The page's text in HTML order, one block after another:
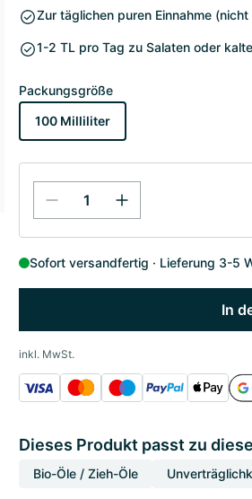
Zur täglichen puren Einnahme (nicht
1-2 TL pro Tag zu Salaten oder
Packungsgröße
100 Milliliter
Sofort versandfertig Lieferung 3-5
In
inkl. MwSt.
Dieses Produkt passt zu
Bio-Öle / Zieh-Öle